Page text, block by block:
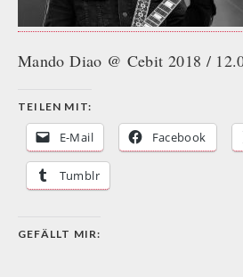
Mando Diao @ Cebit 2018 /
TEILEN MIT:
E-Mail Facebook
Tumblr
GEFÄLLT MIR: